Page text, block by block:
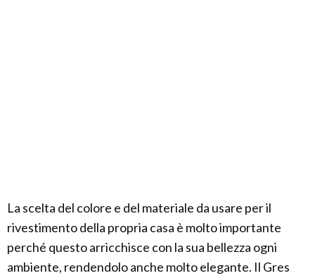
La scelta del colore e del materiale da usare per il
rivestimento della propria casa è molto importante
perché questo arricchisce con la sua bellezza ogni
ambiente, rendendolo anche molto elegante. Il Gres